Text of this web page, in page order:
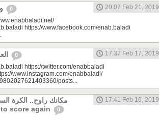
0
20:07 Feb 21, 2019
https://www.facebook.com/enab.baladi
0
17:37 Feb 17, 2019
https://twitter.com/enabbaladi
www.instagram.com/enabbaladi/
posts...
مكانك راوح.. الكرة
score again
0
17:41 Feb 16, 2019